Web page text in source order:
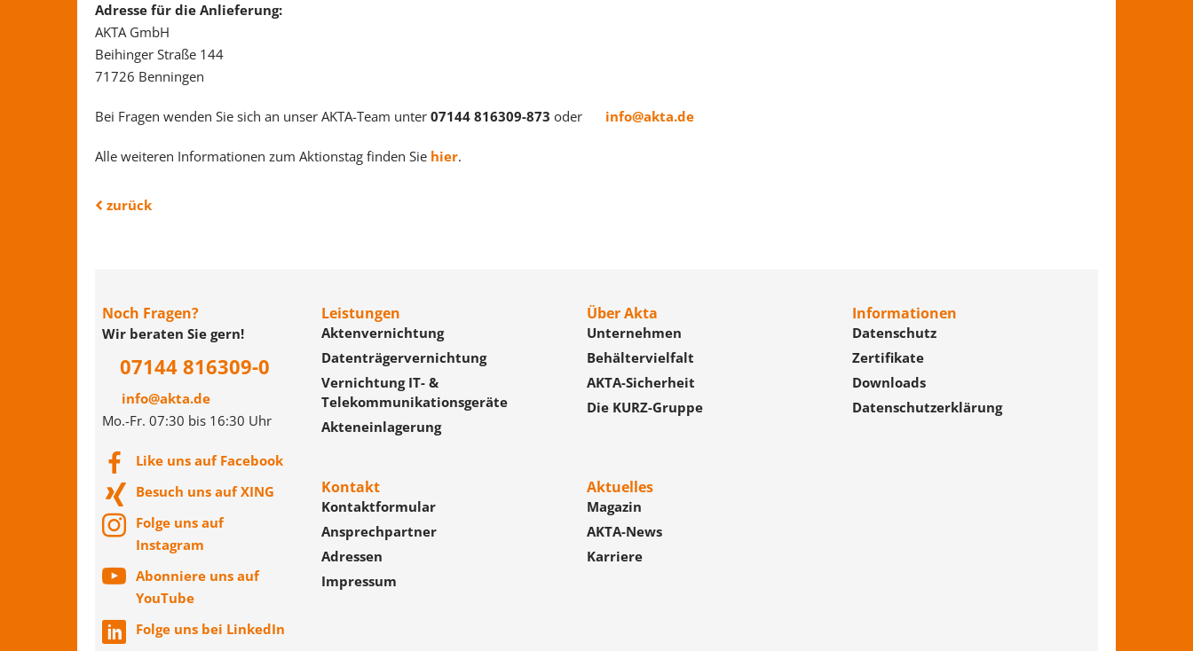
Adresse für die Anlieferung:
AKTA GmbH
Beihinger Straße 144
71726 Benningen
Bei Fragen wenden Sie sich an unser AKTA-Team unter 07144 816309-873 oder info@akta.de
Alle weiteren Informationen zum Aktionstag finden Sie hier.
zurück
Noch Fragen?
Wir beraten Sie gern!
07144 816309-0
info@akta.de
Mo.-Fr. 07:30 bis 16:30 Uhr
Like uns auf Facebook
Besuch uns auf XING
Folge uns auf
Instagram
Abonniere uns auf
YouTube
Folge uns bei LinkedIn
Leistungen
Aktenvernichtung
Datenträgervernichtung
Vernichtung IT- &
Telekommunikationsgeräte
Akteneinlagerung
Über Akta
Unternehmen
Behältervielfalt
AKTA-Sicherheit
Die KURZ-Gruppe
Informationen
Datenschutz
Zertifikate
Downloads
Datenschutzerklärung
Kontakt
Kontaktformular
Ansprechpartner
Adressen
Impressum
Aktuelles
Magazin
AKTA-News
Karriere